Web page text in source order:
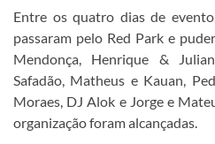
Entre os quatro dias de
passaram pelo Red Park e
Mendonça, Henrique &
Safadão, Matheus e Kauan,
Moraes, DJ Alok e Jorge e
organização foram alcançadas.